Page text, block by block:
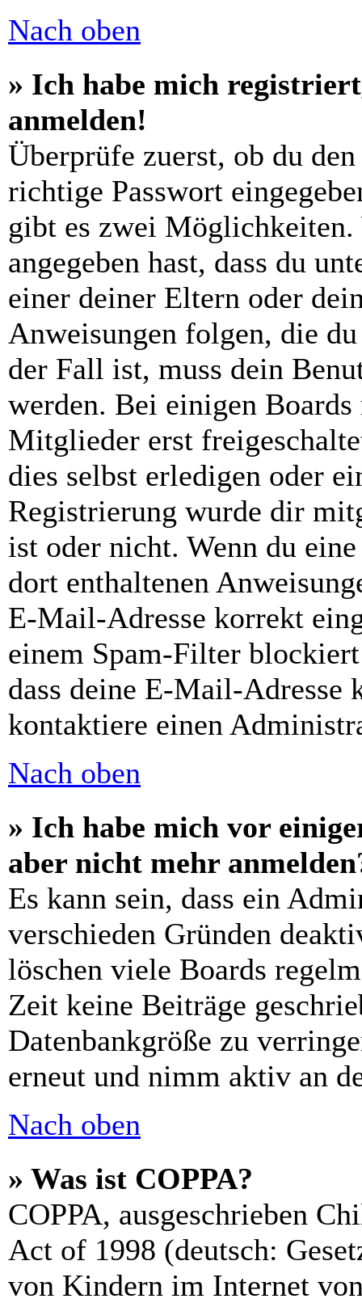
Nach oben
» Ich habe mich
anmelden!
Überprüfe zuerst, ob du
richtige Passwort
gibt es zwei
angegeben hast, dass du
einer deiner Eltern oder
Anweisungen folgen, die
der Fall ist, muss dein
werden. Bei einigen Boards
Mitglieder erst
dies selbst erledigen oder
Registrierung wurde dir
ist oder nicht. Wenn du
dort enthaltenen
E-Mail-Adresse korrekt
einem Spam-Filter
dass deine E-Mail-Adresse
kontaktiere einen
Nach oben
» Ich habe mich vor
aber nicht mehr
Es kann sein, dass ein
verschieden Gründen
löschen viele Boards
Zeit keine Beiträge
Datenbankgröße zu
erneut und nimm aktiv an
Nach oben
» Was ist COPPA?
COPPA, ausgeschrieben
Act of 1998 (deutsch:
von Kindern im Internet